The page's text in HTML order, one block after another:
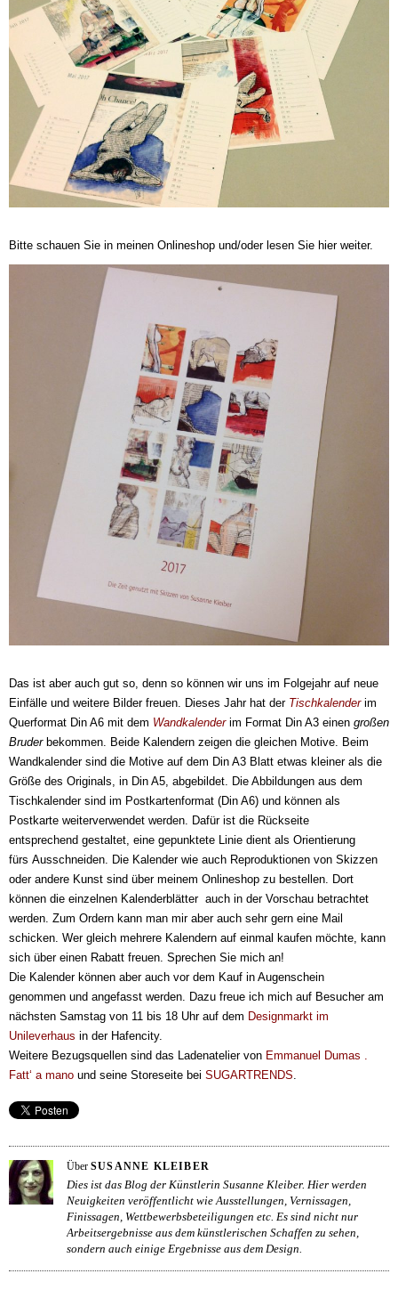
Bitte schauen Sie in meinen Onlineshop und/oder lesen Sie hier weiter.
Das ist aber auch gut so, denn so können wir uns im Folgejahr auf neue
Einfälle und weitere Bilder freuen. Dieses Jahr hat der Tischkalenderim
Querformat Din A6 mit dem Wandkalenderim Format Din A3 einen großen
Bruderbekommen. Beide Kalendern zeigen die gleichen Motive. Beim
Wandkalender sind die Motive auf dem Din A3 Blatt etwas kleiner als die
Größe des Originals, in Din A5, abgebildet. Die Abbildungen aus dem
Tischkalender sind im Postkartenformat (Din A6) und können als
Postkarte weiterverwendet werden. Dafür ist die Rückseite
entsprechend gestaltet, eine gepunktete Linie dient als Orientierung
fürs Ausschneiden. Die Kalender wie auch Reproduktionen von Skizzen
oder andere Kunst sind über meinem Onlineshop zu bestellen. Dort
können die einzelnen Kalenderblätter auch in der Vorschau betrachtet
werden. Zum Ordern kann man mir aber auch sehr gern eine Mail
schicken. Wer gleich mehrere Kalendern auf einmal kaufen möchte, kann
sich über einen Rabatt freuen. Sprechen Sie mich an!
Die Kalender können aber auch vor dem Kauf in Augenschein
genommen und angefasst werden. Dazu freue ich mich auf Besucher am
nächsten Samstag von 11 bis 18 Uhr auf dem Designmarkt im
Unileverhaus in der Hafencity.
Weitere Bezugsquellen sind das Ladenatelier von Emmanuel Dumas .
Fatt‘ a mano und seine Storeseite bei SUGARTRENDS.
Über SUSANNE KLEIBER
Dies ist das Blog der Künstlerin Susanne Kleiber. Hier werden
Neuigkeiten veröffentlicht wie Ausstellungen, Vernissagen,
Finissagen, Wettbewerbsbeteiligungen etc. Es sind nicht nur
Arbeitsergebnisse aus dem künstlerischen Schaffen zu sehen,
sondern auch einige Ergebnisse aus dem Design.